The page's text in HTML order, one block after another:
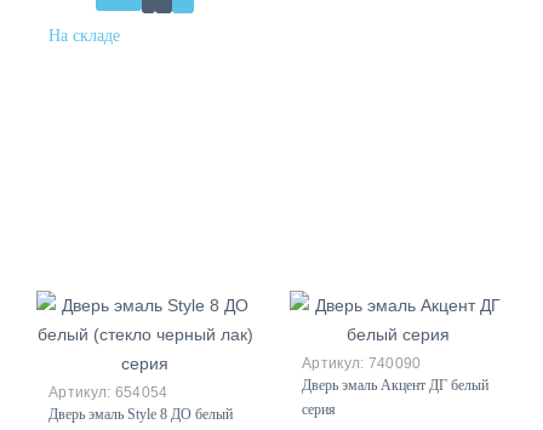
654054
Дверь эмаль Style 8 ДО белый
740090
Дверь эмаль Акцент ДГ белый
серия